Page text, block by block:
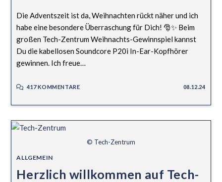
Die Adventszeit ist da, Weihnachten rückt näher und ich
habe eine besondere Überraschung für Dich! 🎅✨ Beim
großen Tech-Zentrum Weihnachts-Gewinnspiel kannst
Du die kabellosen Soundcore P20i In-Ear-Kopfhörer
gewinnen. Ich freue…
417 KOMMENTARE 08.12.24
© Tech-Zentrum
ALLGEMEIN
Herzlich willkommen auf Tech-